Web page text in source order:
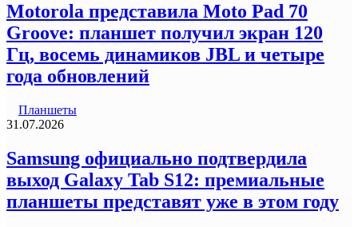
Motorola представила Moto Pad 70
Groove: планшет получил экран 120
Гц, восемь динамиков JBL и четыре
года обновлений
Планшеты
31.07.2026
Samsung официально подтвердила
выход Galaxy Tab S12: премиальные
планшеты представят уже в этом году